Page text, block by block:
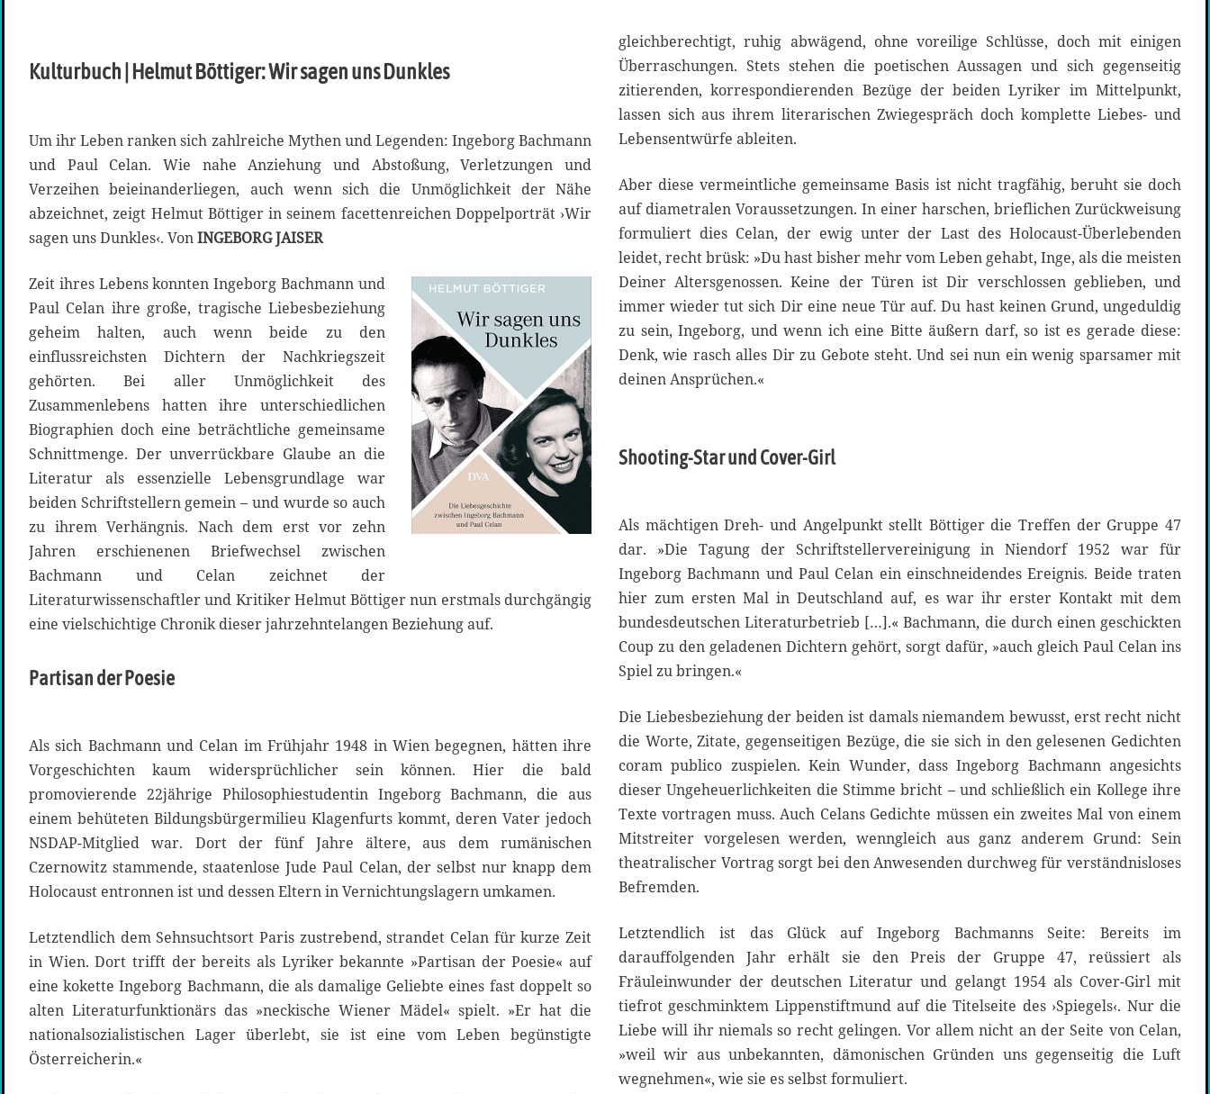
M
i
2
0
8
Kulturbuch | Helmut Böttiger: Wir sagen uns Dunkles
Um ihr Leben ranken sich zahlreiche Mythen und Legenden: Ingeborg Bachmann
und Paul Celan. Wie nahe Anziehung und Abstoßung, Verletzungen und
Verzeihen beieinanderliegen, auch wenn sich die Unmöglichkeit der Nähe
abzeichnet, zeigt Helmut Böttiger in seinem facettenreichen Doppelporträt ›Wir
sagen uns Dunkles‹. VonINGEBORG JAISER
Zeit ihres Lebens konnten Ingeborg Bachmann und
Paul Celan ihre große, tragische Liebesbeziehung
geheim halten, auch wenn beide zu den
einflussreichsten Dichtern der Nachkriegszeit
gehörten. Bei aller Unmöglichkeit des
Zusammenlebens hatten ihre unterschiedlichen
Biographien doch eine beträchtliche gemeinsame
Schnittmenge. Der unverrückbare Glaube an die
Literatur als essenzielle Lebensgrundlage war
beiden Schriftstellern gemein – und wurde so auch
zu ihrem Verhängnis. Nach dem erst vor zehn
Jahren erschienenen Briefwechsel zwischen
Bachmann und Celan zeichnet der
Literaturwissenschaftler und Kritiker Helmut Böttiger nun erstmals durchgängig
eine vielschichtige Chronik dieser jahrzehntelangen Beziehung auf.
Partisan der Poesie
Als sich Bachmann und Celan im Frühjahr 1948 in Wien begegnen, hätten ihre
Vorgeschichten kaum widersprüchlicher sein können. Hier die bald
promovierende 22jährige Philosophiestudentin Ingeborg Bachmann, die aus
einem behüteten Bildungsbürgermilieu Klagenfurts kommt, deren Vater jedoch
NSDAP-Mitglied war. Dort der fünf Jahre ältere, aus dem rumänischen
Czernowitz stammende, staatenlose Jude Paul Celan, der selbst nur knapp dem
Holocaust entronnen ist und dessen Eltern in Vernichtungslagern umkamen.
Letztendlich dem Sehnsuchtsort Paris zustrebend, strandet Celan für kurze Zeit
in Wien. Dort trifft der bereits als Lyriker bekannte »Partisan der Poesie« auf
eine kokette Ingeborg Bachmann, die als damalige Geliebte eines fast doppelt so
alten Literaturfunktionärs das »neckische Wiener Mädel« spielt. »Er hat die
nationalsozialistischen Lager überlebt, sie ist eine vom Leben begünstigte
Österreicherin.«
gleichberechtigt, ruhig abwägend, ohne voreilige Schlüsse, doch mit einigen
Überraschungen. Stets stehen die poetischen Aussagen und sich gegenseitig
zitierenden, korrespondierenden Bezüge der beiden Lyriker im Mittelpunkt,
lassen sich aus ihrem literarischen Zwiegespräch doch komplette Liebes- und
Lebensentwürfe ableiten.
Aber diese vermeintliche gemeinsame Basis ist nicht tragfähig, beruht sie doch
auf diametralen Voraussetzungen. In einer harschen, brieflichen Zurückweisung
formuliert dies Celan, der ewig unter der Last des Holocaust-Überlebenden
leidet, recht brüsk: »Du hast bisher mehr vom Leben gehabt, Inge, als die meisten
Deiner Altersgenossen. Keine der Türen ist Dir verschlossen geblieben, und
immer wieder tut sich Dir eine neue Tür auf. Du hast keinen Grund, ungeduldig
zu sein, Ingeborg, und wenn ich eine Bitte äußern darf, so ist es gerade diese:
Denk, wie rasch alles Dir zu Gebote steht. Und sei nun ein wenig sparsamer mit
deinen Ansprüchen.«
Shooting-Star und Cover-Girl
Als mächtigen Dreh- und Angelpunkt stellt Böttiger die Treffen der Gruppe 47
dar. »Die Tagung der Schriftstellervereinigung in Niendorf 1952 war für
Ingeborg Bachmann und Paul Celan ein einschneidendes Ereignis. Beide traten
hier zum ersten Mal in Deutschland auf, es war ihr erster Kontakt mit dem
bundesdeutschen Literaturbetrieb […].« Bachmann, die durch einen geschickten
Coup zu den geladenen Dichtern gehört, sorgt dafür, »auch gleich Paul Celan ins
Spiel zu bringen.«
Die Liebesbeziehung der beiden ist damals niemandem bewusst, erst recht nicht
die Worte, Zitate, gegenseitigen Bezüge, die sie sich in den gelesenen Gedichten
coram publico zuspielen. Kein Wunder, dass Ingeborg Bachmann angesichts
dieser Ungeheuerlichkeiten die Stimme bricht – und schließlich ein Kollege ihre
Texte vortragen muss. Auch Celans Gedichte müssen ein zweites Mal von einem
Mitstreiter vorgelesen werden, wenngleich aus ganz anderem Grund: Sein
theatralischer Vortrag sorgt bei den Anwesenden durchweg für verständnisloses
Befremden.
Letztendlich ist das Glück auf Ingeborg Bachmanns Seite: Bereits im
darauffolgenden Jahr erhält sie den Preis der Gruppe 47, reüssiert als
Fräuleinwunder der deutschen Literatur und gelangt 1954 als Cover-Girl mit
tiefrot geschminktem Lippenstiftmund auf die Titelseite des ›Spiegels‹. Nur die
Liebe will ihr niemals so recht gelingen. Vor allem nicht an der Seite von Celan,
»weil wir aus unbekannten, dämonischen Gründen uns gegenseitig die Luft
wegnehmen«, wie sie es selbst formuliert.